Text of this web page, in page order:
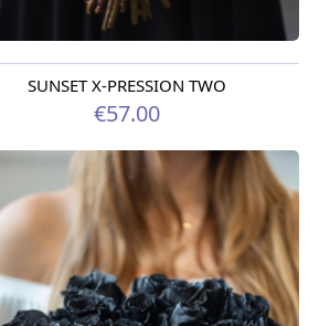
Доступно сегодня
SUNSET X-PRESSION TWO
€57.00